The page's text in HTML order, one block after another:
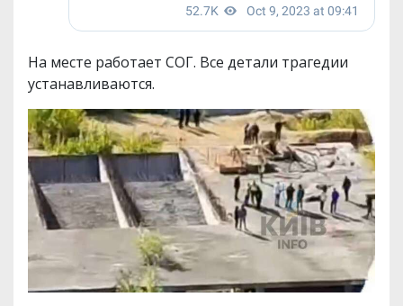
На месте работает СОГ. Все детали трагедии
устанавливаются.